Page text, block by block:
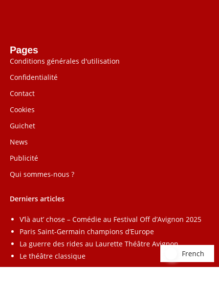
Pages
Conditions générales d'utilisation
Confidentialité
Contact
Cookies
Guichet
News
Publicité
Qui sommes-nous ?
Derniers articles
V’là aut’ chose – Comédie au Festival Off d’Avignon 2025
Paris Saint-Germain champions d’Europe
La guerre des rides au Laurette Théâtre Avignon
Le théâtre classique
French
French